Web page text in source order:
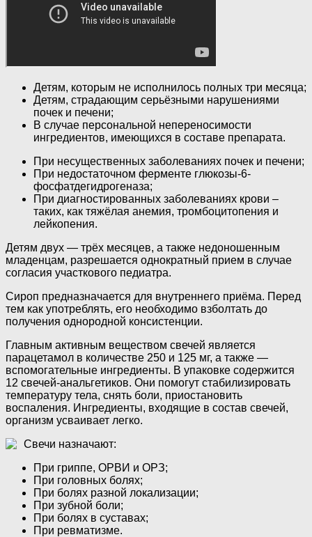
Детям, которым не исполнилось полных три месяца;
Детям, страдающим серьёзными нарушениями
почек и печени;
В случае персональной непереносимости
ингредиентов, имеющихся в составе препарата.
При несущественных заболеваниях почек и печени;
При недостаточном ферменте глюкозы-6-
фосфатдегидрогеназа;
При диагностированных заболеваниях крови –
таких, как тяжёлая анемия, тромбоцитопения и
лейкопения.
Детям двух — трёх месяцев, а также недоношенным
младенцам, разрешается однократный прием в случае
согласия участкового педиатра.
Сироп предназначается для внутреннего приёма. Перед
тем как употреблять, его необходимо взболтать до
получения однородной консистенции.
Главным активным веществом свечей является
парацетамол в количестве 250 и 125 мг, а также —
вспомогательные ингредиенты. В упаковке содержится
12 свечей-анальгетиков. Они помогут стабилизировать
температуру тела, снять боли, приостановить
воспаления. Ингредиенты, входящие в состав свечей,
организм усваивает легко.
Свечи назначают:
При гриппе, ОРВИ и ОРЗ;
При головных болях;
При болях разной локализации;
При зубной боли;
При болях в суставах;
При ревматизме.